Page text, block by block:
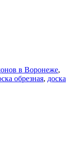
в Воронеже,
обрезная, доска